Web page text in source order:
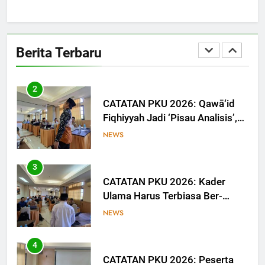
Berita Terbaru
Dorong Calon Ulama Tinggalkan
Jejak Digital melalui Tulisan dan
2
CATATAN PKU 2026: Qawā‘id
Fiqhiyyah Jadi ‘Pisau Analisis’,
Anggota PKU Hadapi Persoalan
NEWS
3
CATATAN PKU 2026: Kader
Ulama Harus Terbiasa Ber-
Munāẓarah
NEWS
4
CATATAN PKU 2026: Peserta